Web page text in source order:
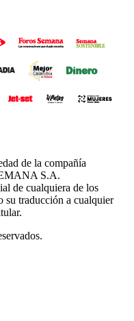
de la compañía
S.A.
de cualquiera de los
su traducción a cualquier